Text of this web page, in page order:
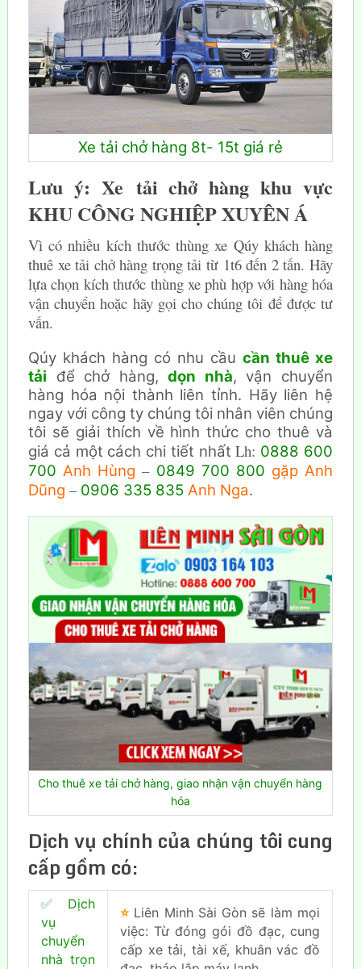
Xe tải chở hàng 8t- 15t giá rẻ
Lưu ý: Xe tải chở hàng khu vực
KHU CÔNG NGHIỆP XUYÊN Á
Vì có nhiều kích thước thùng xe Qúy khách hàng
thuê xe tải chở hàng trọng tải từ 1t6 đến 2 tấn. Hãy
lựa chọn kích thước thùng xe phù hợp với hàng hóa
vận chuyển hoặc hãy gọi cho chúng tôi để được tư
vấn.
Qúy khách hàng có nhu cầucần thuê xe
tải để chở hàng,dọn nhà, vận chuyển
hàng hóa nội thành liên tỉnh. Hãy liên hệ
ngay với công ty chúng tôi nhân viên chúng
tôi sẽ giải thích về hình thức cho thuê và
giá cả một cách chi tiết nhấtLh: 0888 600
700 Anh Hùng – 0849 700 800 gặp Anh
Dũng – 0906 335 835 Anh Nga.
Cho thuê xe tải chở hàng, giao nhận vận chuyển hàng
hóa
Dịch vụ chính của chúng tôi cung
cấp gồm có:
✅ Dịch
vụ
chuyển
nhà trọn
⭐ Liên Minh Sài Gòn sẽ làm mọi
việc: Từ đóng gói đồ đạc, cung
cấp xe tải, tài xế, khuân vác đồ